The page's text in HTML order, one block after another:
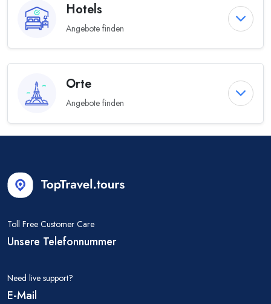
Hotels
Angebote finden
Orte
Angebote finden
Toll Free Customer Care
Unsere Telefonnummer
Need live support?
E-Mail